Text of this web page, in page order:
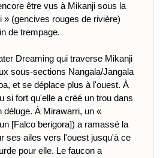
être vus à Mikanji sous la
» (gencives rouges de rivière)
de trempage.
Dreaming qui traverse Mikanji
sous-sections Nangala/Jangala
et se déplace plus à l'ouest. À
si fort qu'elle a créé un trou dans
déluge. À Mirawarri, un «
[Falco berigora]) a ramassé la
ses ailes vers l'ouest jusqu'à ce
pour elle. Le faucon a